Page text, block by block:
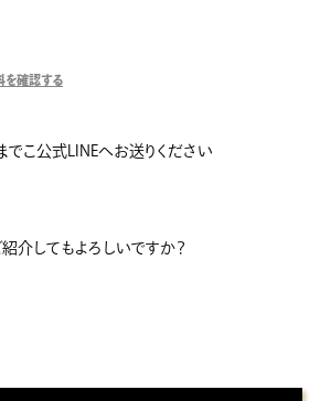
を確認する
こ公式LINEへお送りください
介してもよろしいですか？